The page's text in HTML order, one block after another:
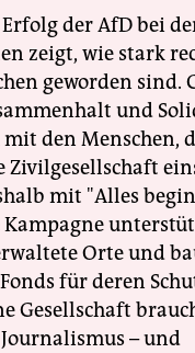
der AfD bei
zeigt, wie stark
geworden sind.
und
den Menschen,
Zivilgesellschaft
mit "Alles
Orte und
für deren
Gesellschaft
– und